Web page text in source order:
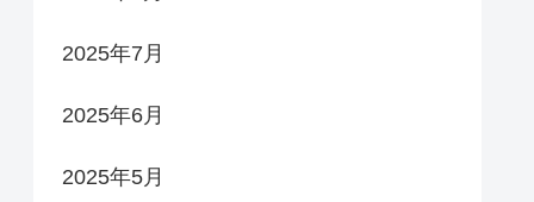
2025年7月
2025年6月
2025年5月